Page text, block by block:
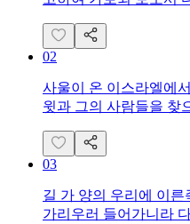
02
사울이 온 이스라엘에
윗과 그의 사람들을 찾
03
길 가 양의 우리에 이
가리우러 들어가니라